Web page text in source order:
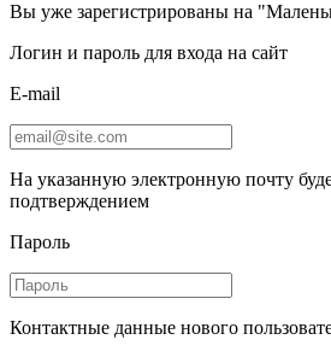
Вы уже зарегистрированы на
Логин и пароль для входа на сайт
E-mail
На указанную электронную почту
подтверждением
Пароль
Контактные данные нового